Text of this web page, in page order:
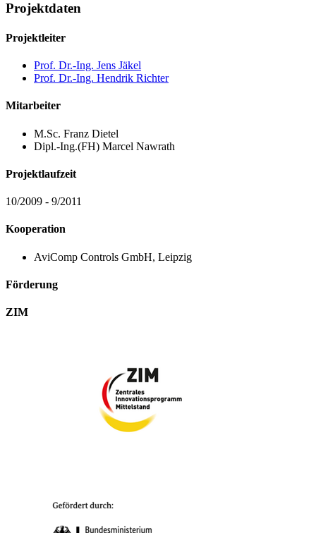
Projektdaten
Projektleiter
Prof. Dr.-Ing. Jens Jäkel
Prof. Dr.-Ing. Hendrik Richter
Mitarbeiter
M.Sc. Franz Dietel
Dipl.-Ing.(FH) Marcel Nawrath
Projektlaufzeit
10/2009 - 9/2011
Kooperation
AviComp Controls GmbH, Leipzig
Förderung
ZIM